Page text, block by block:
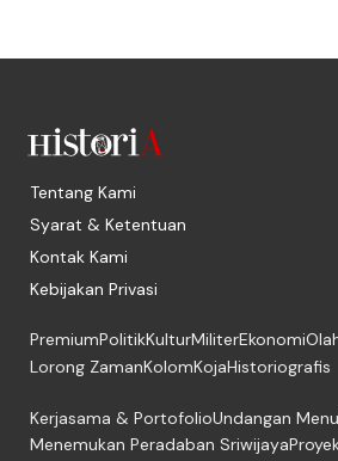
Tentang Kami
Syarat & Ketentuan
Kontak Kami
Kebijakan Privasi
PremiumPolitikKulturMiliterEkonomi
Lorong ZamanKolomKojaHistoriografis
Kerjasama & PortofolioUndangan
Menemukan Peradaban Sriwijaya